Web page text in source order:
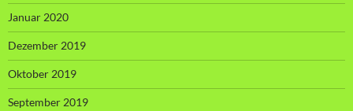
Januar 2020
Dezember 2019
Oktober 2019
September 2019